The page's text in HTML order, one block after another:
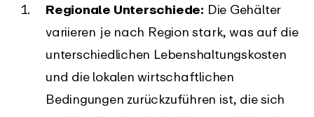
Regionale Unterschiede: Die Gehälter
variieren je nach Region stark, was auf die
unterschiedlichen Lebenshaltungskosten
und die lokalen wirtschaftlichen
Bedingungen zurückzuführen ist, die sich